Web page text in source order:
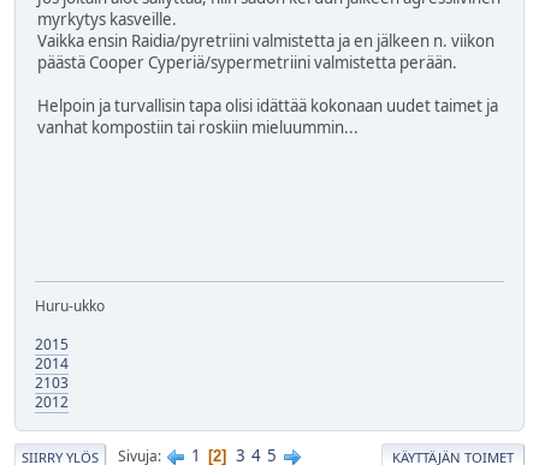
myrkytys kasveille.
Vaikka ensin Raidia/pyretriini valmistetta ja en jälkeen n. viikon
päästä Cooper Cyperiä/sypermetriini valmistetta perään.
Helpoin ja turvallisin tapa olisi idättää kokonaan uudet taimet ja
vanhat kompostiin tai roskiin mieluummin...
Huru-ukko
2015
2014
2103
2012
SIIRRY YLÖS Sivuja 1 2 3 4 5 KÄYTTÄJÄN TOIMET